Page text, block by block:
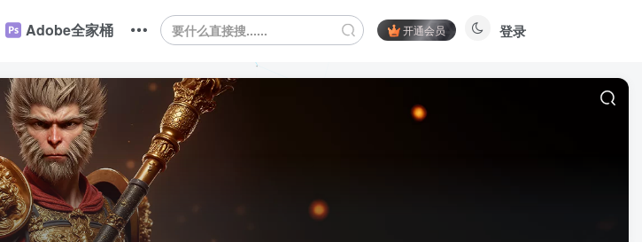
Adobe全家桶 开通会员 登录